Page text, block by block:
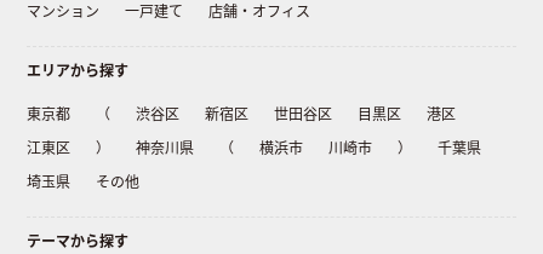
マンション
一戸建て 店舗・オフィス
エリアから探す
東京都 （ 渋谷区 新宿区 世田谷区 目黒区
港区
江東区
） 神奈川県 （ 横浜市 川崎市 ）
千葉県
埼玉県
その他
テーマから探す